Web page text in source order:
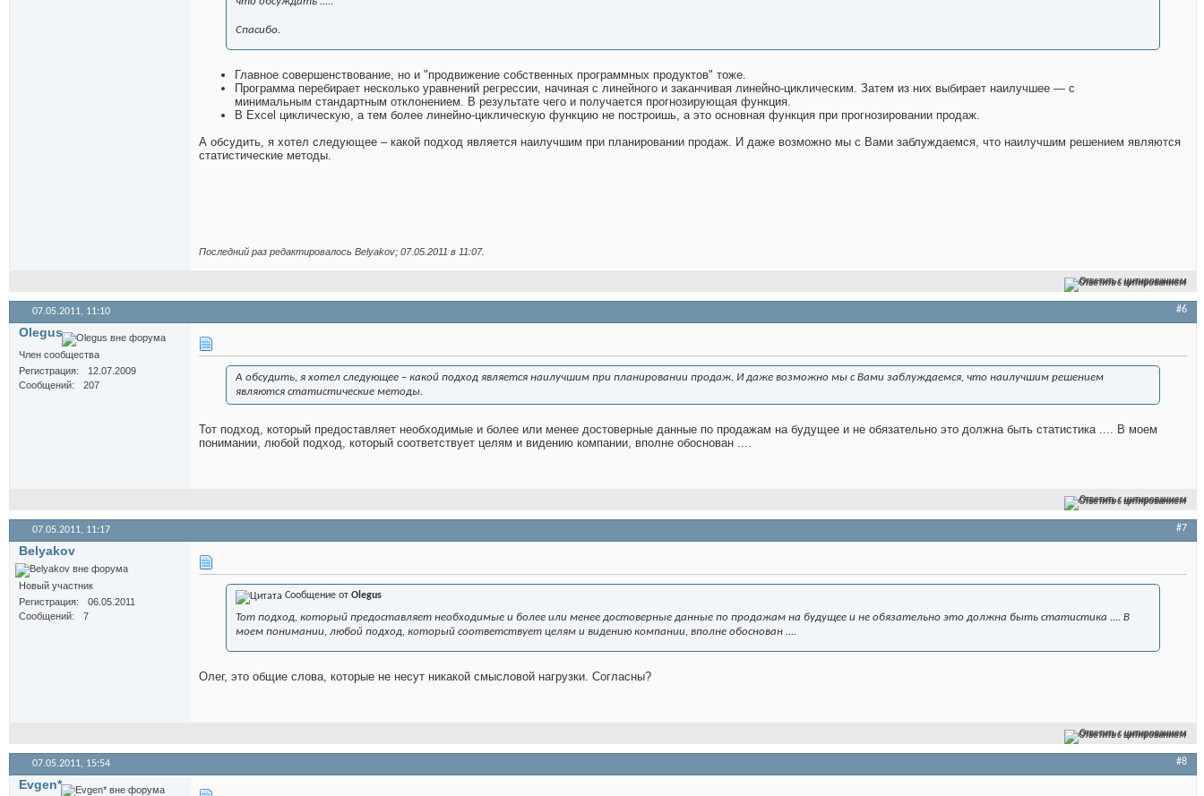
Спасибо.
Главное совершенствование, но и "продвижение собственных программных продуктов" тоже.
Программа перебирает несколько уравнений регрессии, начиная с линейного и заканчивая линейно-циклическим. Затем из них выбирает наилучшее — с
минимальным стандартным отклонением. В результате чего и получается прогнозирующая функция.
В Excel циклическую, а тем более линейно-циклическую функцию не построишь, а это основная функция при прогнозировании продаж.
А обсудить, я хотел следующее – какой подход является наилучшим при планировании продаж. И даже возможно мы с Вами заблуждаемся, что наилучшим решением являются
статистические методы.
Последний раз редактировалось Belyakov; 07.05.2011 в 11:07.
Ответить с цитированием
07.05.2011, 11:10 #6
Olegus
Член сообщества
Регистрация
12.07.2009
Сообщений
207
А обсудить, я хотел следующее – какой подход является наилучшим при планировании продаж. И даже возможно мы с Вами заблуждаемся, что наилучшим решением
являются статистические методы.
Тот подход, который предоставляет необходимые и более или менее достоверные данные по продажам на будущее и не обязательно это должна быть статистика .... В моем
понимании, любой подход, который соответствует целям и видению компании, вполне обоснован ....
Ответить с цитированием
07.05.2011, 11:17 #7
Belyakov
Новый участник
Регистрация
06.05.2011
Сообщений
7
Сообщение от Olegus
Тот подход, который предоставляет необходимые и более или менее достоверные данные по продажам на будущее и не обязательно это должна быть статистика .... В
моем понимании, любой подход, который соответствует целям и видению компании, вполне обоснован ....
Олег, это общие слова, которые не несут никакой смысловой нагрузки. Согласны?
Ответить с цитированием
07.05.2011, 15:54 #8
Evgen*